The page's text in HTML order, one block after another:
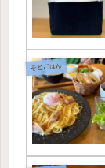
そとごはん